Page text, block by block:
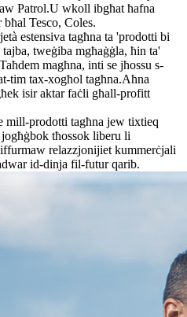
Patrol.U wkoll ibgħat ħafna
Tesco, Coles.
estensiva tagħna ta 'prodotti bi
tweġiba mgħaġġla, ħin ta'
magħna, inti se jħossu s-
tim tax-xogħol tagħna.Aħna
isir aktar faċli għall-profitt
mill-prodotti tagħna jew tixtieq
tħossok liberu li
relazzjonijiet kummerċjali
id-dinja fil-futur qarib.